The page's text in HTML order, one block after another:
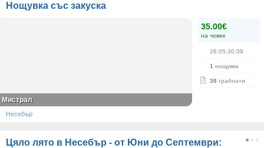
Нощувка със закуска
35.00€
на човек
28.05-30.09
1 нощувка
38 грабнати
Мистрал
Несебър
Цяло лято в Несебър - от Юни до Септември: